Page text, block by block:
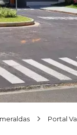
Portal